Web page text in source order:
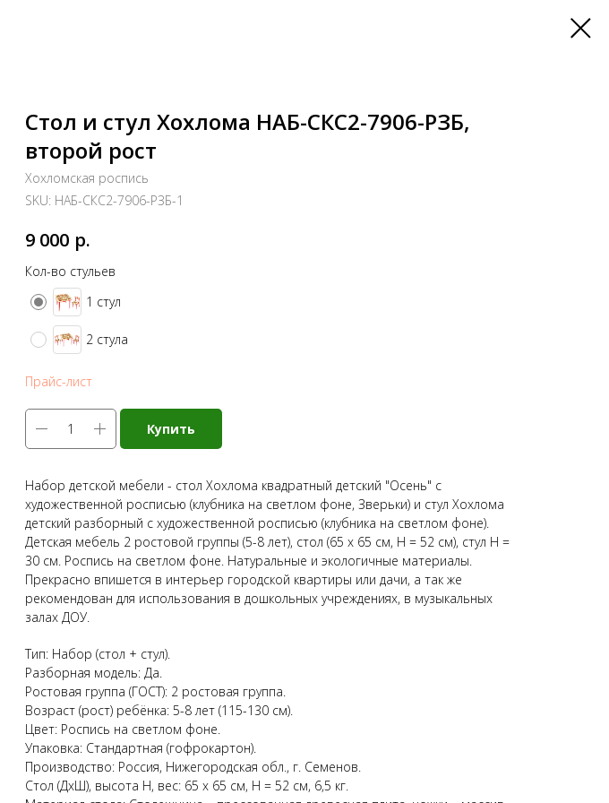
Стол и стул Хохлома НАБ-СКС2-7906-РЗБ,
второй рост
Хохломская роспись
SKU: НАБ-СКС2-7906-РЗБ-1
9 000 р.
Кол-во стульев
1 стул
2 стула
Прайс-лист
Купить
Набор детской мебели - стол Хохлома квадратный детский "Осень" с
художественной росписью (клубника на светлом фоне, Зверьки) и стул Хохлома
детский разборный с художественной росписью (клубника на светлом фоне).
Детская мебель 2 ростовой группы (5-8 лет), стол (65 х 65 см, Н = 52 см), стул Н =
30 см. Роспись на светлом фоне. Натуральные и экологичные материалы.
Прекрасно впишется в интерьер городской квартиры или дачи, а так же
рекомендован для использования в дошкольных учреждениях, в музыкальных
залах ДОУ.
Тип: Набор (стол + стул).
Разборная модель: Да.
Ростовая группа (ГОСТ): 2 ростовая группа.
Возраст (рост) ребёнка: 5-8 лет (115-130 см).
Цвет: Роспись на светлом фоне.
Упаковка: Стандартная (гофрокартон).
Производство: Россия, Нижегородская обл., г. Семенов.
Стол (ДхШ), высота Н, вес: 65 х 65 см, Н = 52 см, 6,5 кг.